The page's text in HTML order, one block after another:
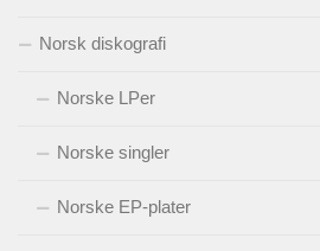
Norsk diskografi
Norske LPer
Norske singler
Norske EP-plater